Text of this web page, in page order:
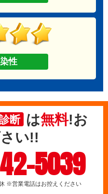
性
断 は無料!お
い!!
5039
※営業電話はお控えください